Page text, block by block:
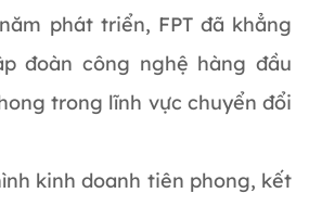
phát triển, FPT đã khẳng
đoàn công nghệ hàng đầu
trong lĩnh vực chuyển đổi
kinh doanh tiên phong, kết